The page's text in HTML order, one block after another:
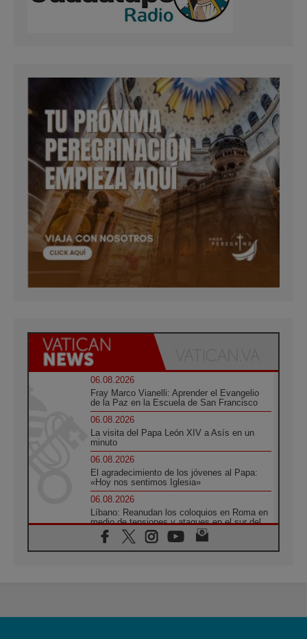
06.08.2026
Fray Marco Vianelli: Aprender el Evangelio
de la Paz en la Escuela de San Francisco
06.08.2026
La visita del Papa León XIV a Asís en un
minuto
06.08.2026
El agradecimiento de los jóvenes al Papa:
«Hoy nos sentimos Iglesia»
06.08.2026
Líbano: Reanudan los coloquios en Roma en
medio de tensiones y ataques en el sur del
país
06.08.2026